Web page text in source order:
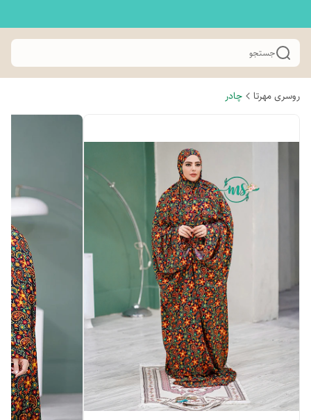
جستجو
روسری مهرتا چادر